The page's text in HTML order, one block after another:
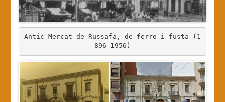
Antic Mercat de Russafa, de ferro i fusta (1
896-1956)